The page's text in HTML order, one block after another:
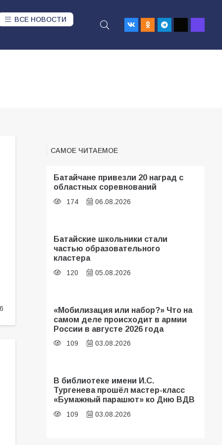
ВСЕ НОВОСТИ
САМОЕ ЧИТАЕМОЕ
Батайчане привезли 20 наград с
областных соревнований
174 06.08.2026
Батайские школьники стали
частью образовательного
кластера
120 05.08.2026
«Мобилизация или набор?» Что на
самом деле происходит в армии
России в августе 2026 года
109 03.08.2026
В библиотеке имени И.С.
Тургенева прошёл мастер-класс
«Бумажный парашют» ко Дню ВДВ
109 03.08.2026